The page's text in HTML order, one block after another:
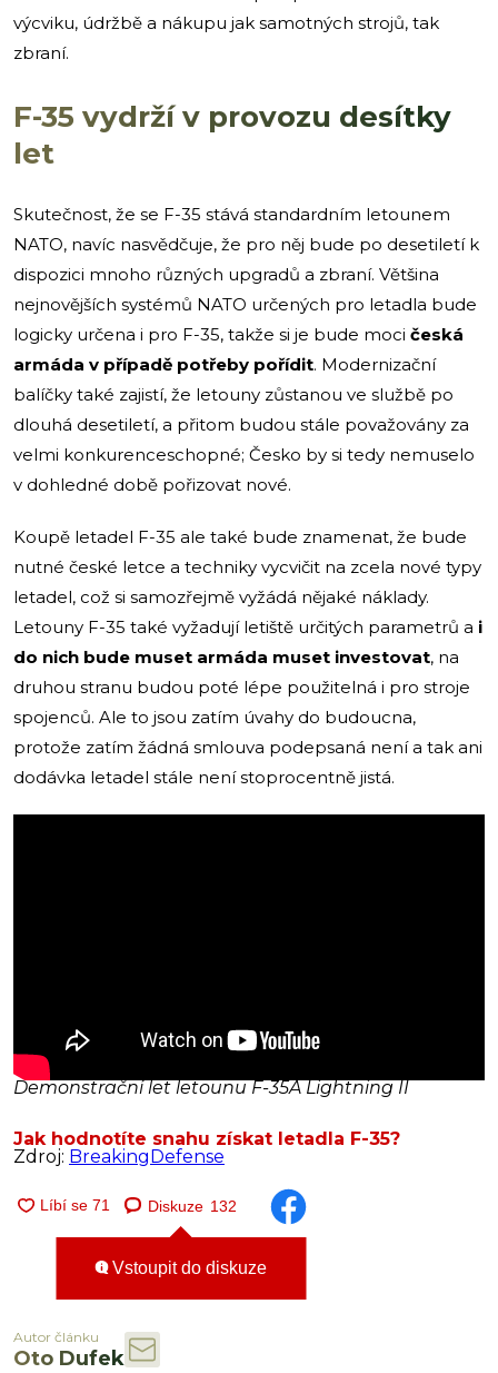
výcviku, údržbě a nákupu jak samotných strojů, tak
zbraní.
F-35 vydrží v provozu desítky
let
Skutečnost, že se F-35 stává standardním letounem
NATO, navíc nasvědčuje, že pro něj bude po desetiletí k
dispozici mnoho různých upgradů a zbraní. Většina
nejnovějších systémů NATO určených pro letadla bude
logicky určena i pro F-35, takže si je bude moci česká
armáda v případě potřeby pořídit. Modernizační
balíčky také zajistí, že letouny zůstanou ve službě po
dlouhá desetiletí, a přitom budou stále považovány za
velmi konkurenceschopné; Česko by si tedy nemuselo
v dohledné době pořizovat nové.
Koupě letadel F-35 ale také bude znamenat, že bude
nutné české letce a techniky vycvičit na zcela nové typy
letadel, což si samozřejmě vyžádá nějaké náklady.
Letouny F-35 také vyžadují letiště určitých parametrů a i
do nich bude muset armáda muset investovat, na
druhou stranu budou poté lépe použitelná i pro stroje
spojenců. Ale to jsou zatím úvahy do budoucna,
protože zatím žádná smlouva podepsaná není a tak ani
dodávka letadel stále není stoprocentně jistá.
Demonstrační let letounu F-35A Lightning II
Jak hodnotíte snahu získat letadla F-35?
Zdroj: BreakingDefense
Diskuze 132
Vstoupit do diskuze
Autor článku
Oto Dufek